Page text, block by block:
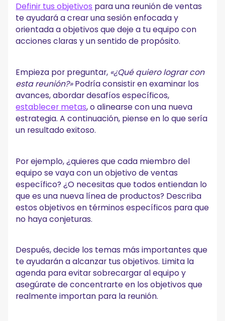
Definir tus objetivos para una reunión de ventas
te ayudará a crear una sesión enfocada y
orientada a objetivos que deje a tu equipo con
acciones claras y un sentido de propósito.
Empieza por preguntar, «¿Qué quiero lograr con
esta reunión?»Podría consistir en examinar los
avances, abordar desafíos específicos,
establecer metas, o alinearse con una nueva
estrategia. A continuación, piense en lo que sería
un resultado exitoso.
Por ejemplo, ¿quieres que cada miembro del
equipo se vaya con un objetivo de ventas
específico? ¿O necesitas que todos entiendan lo
que es una nueva línea de productos? Describa
estos objetivos en términos específicos para que
no haya conjeturas.
Después, decide los temas más importantes que
te ayudarán a alcanzar tus objetivos. Limita la
agenda para evitar sobrecargar al equipo y
asegúrate de concentrarte en los objetivos que
realmente importan para la reunión.